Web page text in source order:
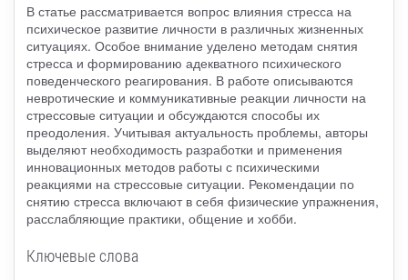
В статье рассматривается вопрос влияния стресса на
психическое развитие личности в различных жизненных
ситуациях. Особое внимание уделено методам снятия
стресса и формированию адекватного психического
поведенческого реагирования. В работе описываются
невротические и коммуникативные реакции личности на
стрессовые ситуации и обсуждаются способы их
преодоления. Учитывая актуальность проблемы, авторы
выделяют необходимость разработки и применения
инновационных методов работы с психическими
реакциями на стрессовые ситуации. Рекомендации по
снятию стресса включают в себя физические упражнения,
расслабляющие практики, общение и хобби.
Ключевые слова